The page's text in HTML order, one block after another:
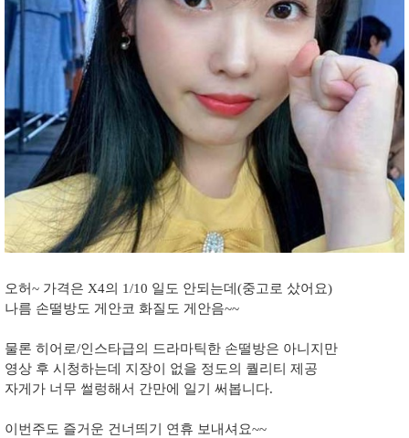
오허~ 가격은 X4의 1/10 일도 안되는데(중고로 샀어요)
나름 손떨방도 게안코 화질도 게안음~~
물론 히어로/인스타급의 드라마틱한 손떨방은 아니지만
영상 후 시청하는데 지장이 없을 정도의 퀄리티 제공
자게가 너무 썰렁해서 간만에 일기 써봅니다.
이번주도 즐거운 건너띄기 연휴 보내셔요~~